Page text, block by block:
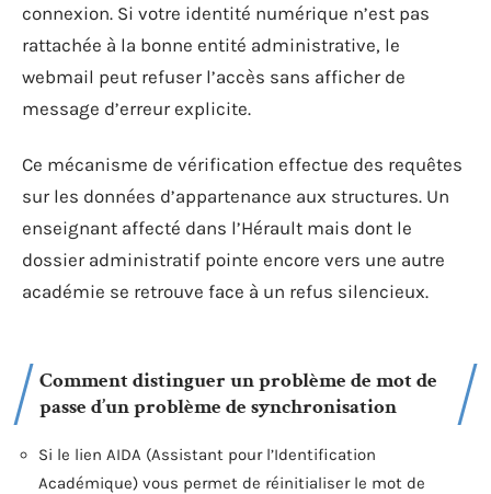
connexion. Si votre identité numérique n’est pas
rattachée à la bonne entité administrative, le
webmail peut refuser l’accès sans afficher de
message d’erreur explicite.
Ce mécanisme de vérification effectue des requêtes
sur les données d’appartenance aux structures. Un
enseignant affecté dans l’Hérault mais dont le
dossier administratif pointe encore vers une autre
académie se retrouve face à un refus silencieux.
Comment distinguer un problème de mot de
passe d’un problème de synchronisation
Si le lien AIDA (Assistant pour l’Identification
Académique) vous permet de réinitialiser le mot de